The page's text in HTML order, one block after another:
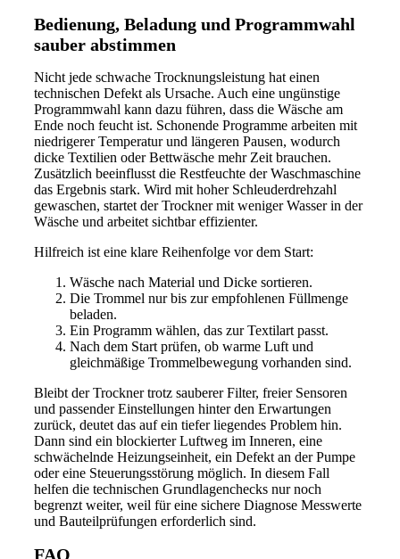
Bedienung, Beladung und Programmwahl
sauber abstimmen
Nicht jede schwache Trocknungsleistung hat einen
technischen Defekt als Ursache. Auch eine ungünstige
Programmwahl kann dazu führen, dass die Wäsche am
Ende noch feucht ist. Schonende Programme arbeiten mit
niedrigerer Temperatur und längeren Pausen, wodurch
dicke Textilien oder Bettwäsche mehr Zeit brauchen.
Zusätzlich beeinflusst die Restfeuchte der Waschmaschine
das Ergebnis stark. Wird mit hoher Schleuderdrehzahl
gewaschen, startet der Trockner mit weniger Wasser in der
Wäsche und arbeitet sichtbar effizienter.
Hilfreich ist eine klare Reihenfolge vor dem Start:
Wäsche nach Material und Dicke sortieren.
Die Trommel nur bis zur empfohlenen Füllmenge
beladen.
Ein Programm wählen, das zur Textilart passt.
Nach dem Start prüfen, ob warme Luft und
gleichmäßige Trommelbewegung vorhanden sind.
Bleibt der Trockner trotz sauberer Filter, freier Sensoren
und passender Einstellungen hinter den Erwartungen
zurück, deutet das auf ein tiefer liegendes Problem hin.
Dann sind ein blockierter Luftweg im Inneren, eine
schwächelnde Heizungseinheit, ein Defekt an der Pumpe
oder eine Steuerungsstörung möglich. In diesem Fall
helfen die technischen Grundlagenchecks nur noch
begrenzt weiter, weil für eine sichere Diagnose Messwerte
und Bauteilprüfungen erforderlich sind.
FAQ